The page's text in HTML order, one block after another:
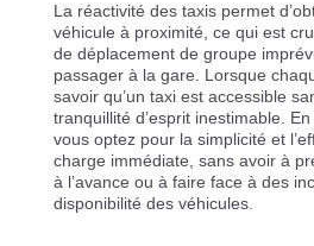
La réactivité des taxis permet
véhicule à proximité, ce qui est
de déplacement de groupe
passager à la gare. Lorsque
savoir qu’un taxi est accessible
tranquillité d’esprit inestimable. En
vous optez pour la simplicité et
charge immédiate, sans avoir à
à l’avance ou à faire face à des
disponibilité des véhicules.